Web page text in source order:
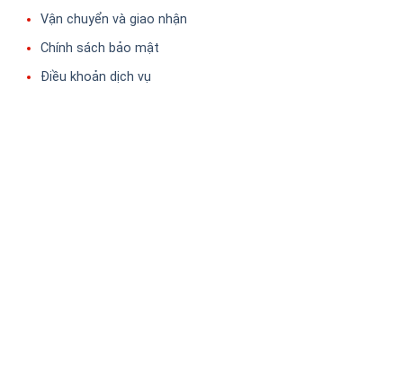
Vận chuyển và giao nhận
Chính sách bảo mật
Điều khoản dịch vụ